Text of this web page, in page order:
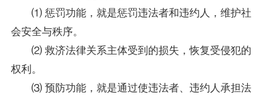
⑴ 惩罚功能，就是惩罚违法者和违约人，维护社
会安全与秩序。
⑵ 救济法律关系主体受到的损失，恢复受侵犯的
权利。
⑶ 预防功能，就是通过使违法者、违约人承担法